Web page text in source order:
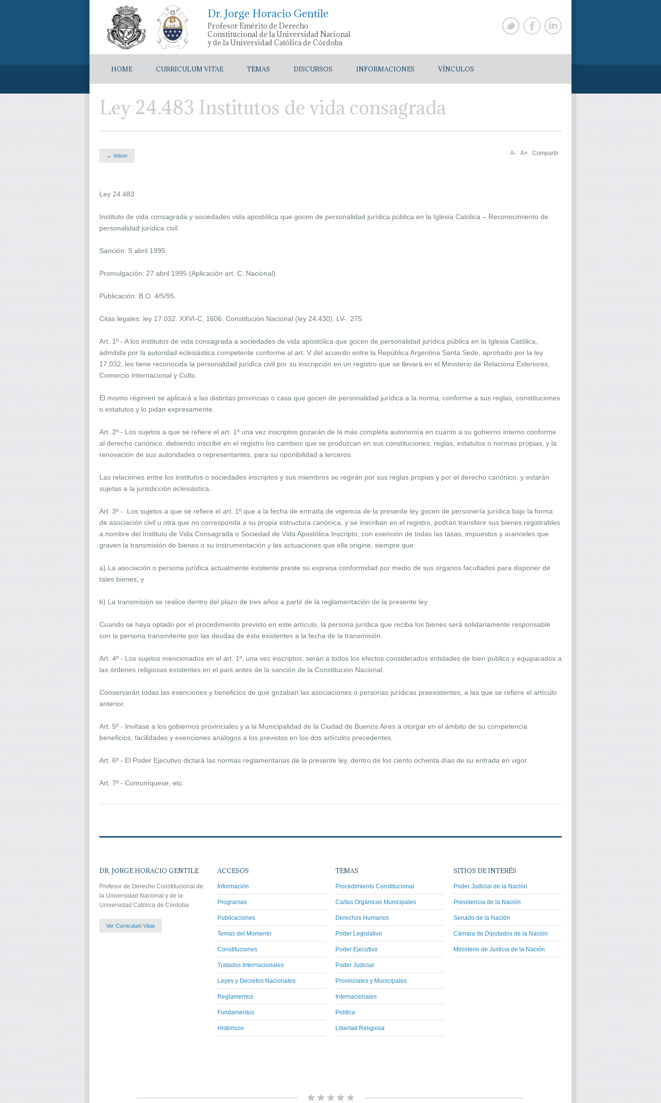
Dr. Jorge Horacio Gentile
Profesor Emérito de Derecho
Constitucional de la Universidad Nacional
y de la Universidad Católica de Córdoba
HOME CURRICULUM VITAE TEMAS DISCURSOS INFORMACIONES VÍNCULOS
Ley 24.483 Institutos de vida consagrada
← Volver A- A+ Compartir
Ley 24.483
Instituto de vida consagrada y sociedades vida apostólica que gocen de personalidad jurídica pública en la Iglesia Católica – Reconocimiento de
personalidad jurídica civil.
Sanción: 5 abril 1995.
Promulgación: 27 abril 1995 (Aplicación art. C. Nacional).
Publicación: B.O. 4/5/95.
Citas legales: ley 17.032: XXVI-C, 1606; Constitución Nacional (ley 24.430): LV-, 275
Art. 1º - A los institutos de vida consagrada a sociedades de vida apostólica que gocen de personalidad jurídica pública en la Iglesia Católica,
admitida por la autoridad eclesiástica competente conforme al art. V del acuerdo entre la República Argentina Santa Sede, aprobado por la ley
17.032, les tiene reconocida la personalidad jurídica civil por su inscripción en un registro que se llevará en el Ministerio de Relaciona Exteriores,
Comercio Internacional y Culto.
El mismo régimen se aplicará a las distintas provincias o casa que gocen de personalidad jurídica a la norma, conforme a sus reglas, constituciones
o estatutos y lo pidan expresamente.
Art. 2º - Los sujetos a que se refiere el art. 1º una vez inscriptos gozarán de la más completa autonomía en cuanto a su gobierno interno conforme
al derecho canónico, debiendo inscribir en el registro los cambios que se produzcan en sus constituciones, reglas, estatutos o normas propias, y la
renovación de sus autoridades o representantes, para su oponibilidad a terceros.
Las relaciones entre los institutos o sociedades inscriptos y sus miembros se regirán por sus reglas propias y por el derecho canónico, y estarán
sujetas a la jurisdicción eclesiástica.
Art. 3º - Los sujetos a que se refiere el art. 1º que a la fecha de entrada de vigencia de la presente ley gocen de personería jurídica bajo la forma
de asociación civil u otra que no corresponda a su propia estructura canónica, y se inscriban en el registro, podrán transferir sus bienes registrables
a nombre del Instituto de Vida Consagrada o Sociedad de Vida Apostólica Inscripto, con exención de todas las tasas, impuestos y aranceles que
graven la transmisión de bienes o su instrumentación y las actuaciones que ella origine, siempre que:
a) La asociación o persona jurídica actualmente existente preste su expresa conformidad por medio de sus órganos facultados para disponer de
tales bienes; y
b) La transmisión se realice dentro del plazo de tres años a partir de la reglamentación de la presente ley.
Cuando se haya optado por el procedimiento previsto en este artículo, la persona jurídica que reciba los bienes será solidariamente responsable
con la persona transmitente por las deudas de ésta existentes a la fecha de la transmisión.
Art. 4º - Los sujetos mencionados en el art. 1º, una vez inscriptos, serán a todos los efectos considerados entidades de bien público y equiparados a
las órdenes religiosas existentes en el país antes de la sanción de la Constitución Nacional.
Conservarán todas las exenciones y beneficios de que gozaban las asociaciones o personas jurídicas preexistentes, a las que se refiere el artículo
anterior.
Art. 5º - Invítase a los gobiernos provinciales y a la Municipalidad de la Ciudad de Buenos Aires a otorgar en el ámbito de su competencia
beneficios, facilidades y exenciones análogos a los previstos en los dos artículos precedentes.
Art. 6º - El Poder Ejecutivo dictará las normas reglamentarias de la presente ley, dentro de los ciento ochenta días de su entrada en vigor.
Art. 7º - Comuníquese, etc.
DR. JORGE HORACIO GENTILE
Profesor de Derecho Constitucional de
la Universidad Nacional y de la
Universidad Católica de Córdoba
Ver Curriculum Vitae
ACCESOS
Información
Programas
Publicaciones
Temas del Momento
Constituciones
Tratados Internacionales
Leyes y Decretos Nacionales
Reglamentos
Fundamentos
Historicos
TEMAS
Procedimiento Constitucional
Cartas Orgánicas Municipales
Derechos Humanos
Poder Legislativo
Poder Ejecutivo
Poder Judicial
Provinciales y Municipales
Internacionales
Politica
Libertad Religiosa
SITIOS DE INTERÉS
Poder Judicial de la Nación
Presidencia de la Nación
Senado de la Nación
Cámara de Diputados de la Nación
Ministerio de Justicia de la Nación